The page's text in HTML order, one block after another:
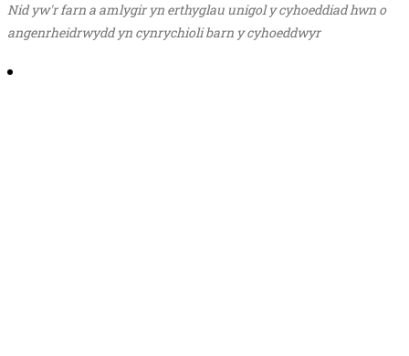
Nid yw'r farn a amlygir yn erthyglau unigol y cyhoeddiad hwn o
angenrheidrwydd yn cynrychioli barn y cyhoeddwyr